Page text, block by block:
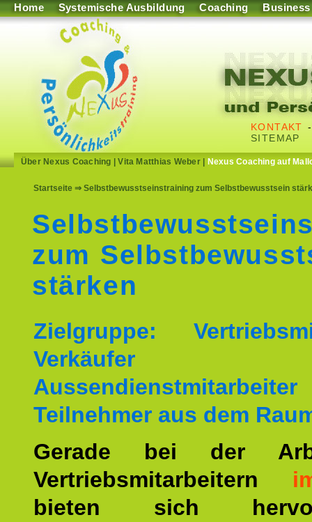
Home Systemische Ausbildung Coaching Business
KONTAKT
SITEMAP
Über Nexus Coaching |Vita Matthias Weber| Nexus Coaching auf
Startseite ⇒ Selbstbewusstseinstraining zum Selbstbewusstsein
zum
stärken
Zielgruppe:
Verkäufer
Teilnehmer aus dem
Gerade bei der
Vertriebsmitarbeitern
bieten sich